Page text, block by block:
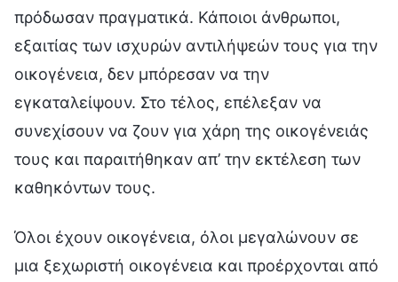
πρόδωσαν πραγματικά. Κάποιοι άνθρωποι,
εξαιτίας των ισχυρών αντιλήψεών τους για την
οικογένεια, δεν μπόρεσαν να την
εγκαταλείψουν. Στο τέλος, επέλεξαν να
συνεχίσουν να ζουν για χάρη της οικογένειάς
τους και παραιτήθηκαν απ’ την εκτέλεση των
καθηκόντων τους.
Όλοι έχουν οικογένεια, όλοι μεγαλώνουν σε
μια ξεχωριστή οικογένεια και προέρχονται από